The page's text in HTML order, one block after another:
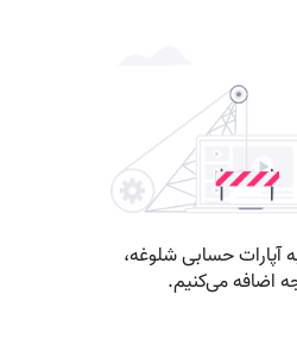
حسابی شلوغه،
اضافه می‌کنیم.